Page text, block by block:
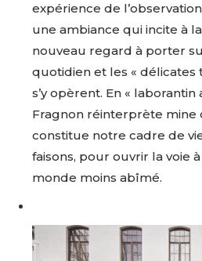
expérience de
une ambiance qui incite à
nouveau regard à porter
quotidien et les « délicates
s’y opèrent. En «
Fragnon réinterprète mine
constitue notre cadre de
faisons, pour ouvrir la voie
monde moins abîmé.